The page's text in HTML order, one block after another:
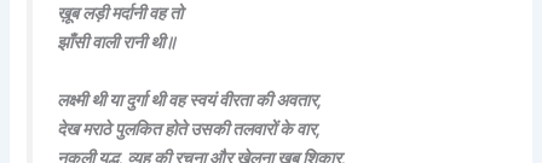
ख़ूब लड़ी मर्दानी वह तो
झाँसी वाली रानी थी॥
लक्ष्मी थी या दुर्गा थी वह स्वयं वीरता की अवतार,
देख मराठे पुलकित होते उसकी तलवारों के वार,
नकली युद्ध, व्यूह की रचना और खेलना ख़ूब शिकार,